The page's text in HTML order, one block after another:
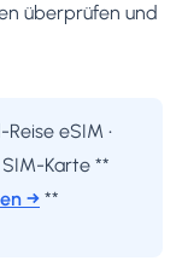
überprüfen und
eSIM •
Karte **
→ **